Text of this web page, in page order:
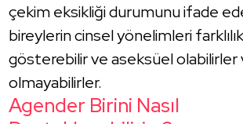
çekim eksikliği durumunu ifade
bireylerin cinsel yönelimleri farklılık
gösterebilir ve aseksüel olabilirler
olmayabilirler.
Agender Birini Nasıl